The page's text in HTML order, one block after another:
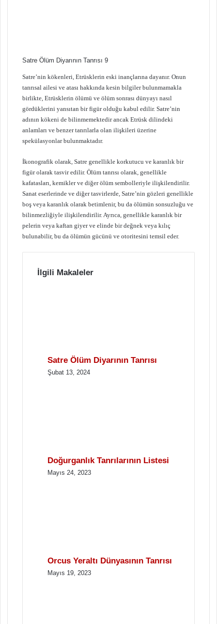
Satre Ölüm Diyarının Tanrısı 9
Satre’nin kökenleri, Etrüsklerin eski inançlarına dayanır. Onun
tanrısal ailesi ve atası hakkında kesin bilgiler bulunmamakla
birlikte, Etrüsklerin ölümü ve ölüm sonrası dünyayı nasıl
gördüklerini yansıtan bir figür olduğu kabul edilir. Satre’nin
adının kökeni de bilinmemektedir ancak Etrüsk dilindeki
anlamları ve benzer tanrılarla olan ilişkileri üzerine
spekülasyonlar bulunmaktadır.
İkonografik olarak, Satre genellikle korkutucu ve karanlık bir
figür olarak tasvir edilir. Ölüm tanrısı olarak, genellikle
kafatasları, kemikler ve diğer ölüm sembolleriyle ilişkilendirilir.
Sanat eserlerinde ve diğer tasvirlerde, Satre’nin gözleri genellikle
boş veya karanlık olarak betimlenir, bu da ölümün sonsuzluğu ve
bilinmezliğiyle ilişkilendirilir. Ayrıca, genellikle karanlık bir
pelerin veya kaftan giyer ve elinde bir değnek veya kılıç
bulunabilir, bu da ölümün gücünü ve otoritesini temsil eder.
İlgili Makaleler
Satre Ölüm Diyarının Tanrısı
Şubat 13, 2024
Doğurganlık Tanrılarının Listesi
Mayıs 24, 2023
Orcus Yeraltı Dünyasının Tanrısı
Mayıs 19, 2023